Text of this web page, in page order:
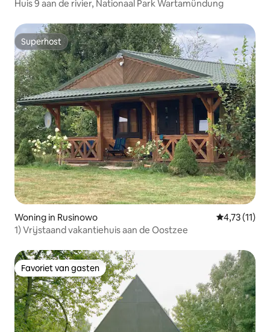
Huis 9 aan de rivier, Nationaal Park Wartamündung
Superhost
Superhost
Woning in Rusinowo Gemiddelde
4,73 (11)
1) Vrijstaand vakantiehuis aan de Oostzee
Favoriet van gasten
Favoriet van gasten